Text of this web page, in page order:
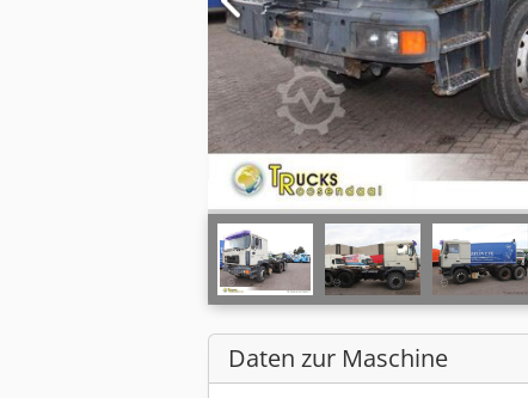
Daten zur Maschine